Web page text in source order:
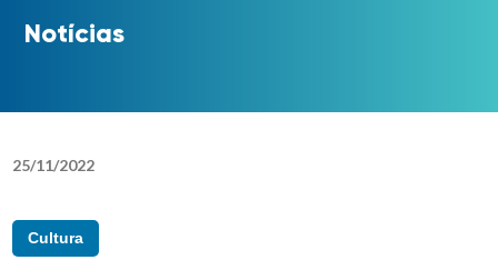
Notícias
25/11/2022
Cultura